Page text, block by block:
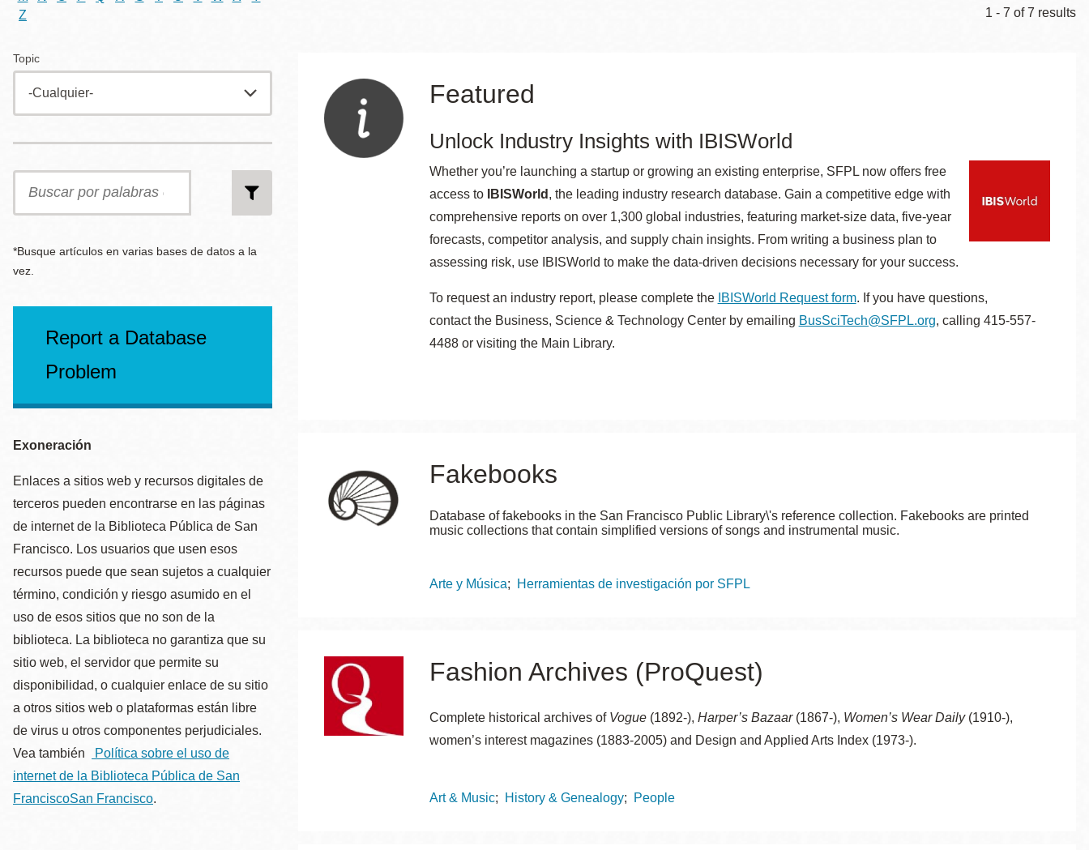
Biblioteca
Central
Bayview
Bernal Heights
Chinatown
Excelsior
Golden Gate
Valley
Ingleside
Merced
Biblioteca
North Beach
Ocean View
Biblioteca
Ambulante OMI
Parkside
Richmond
Sunset
Treasure Island
Visitacion Valley
Western
Ambulantes
ayuda
a
la
navegación
1 - 7 of 7 results
Featured
Unlock Industry Insights with IBISWorld
Whether you’re launching a startup or growing an existing enterprise, SFPL now offers free
access to
IBISWorld , the leading industry research database. Gain a competitive edge with
comprehensive reports on over 1,300 global industries, featuring market-size data, five-year
forecasts, competitor analysis, and supply chain insights. From writing a business plan to
assessing risk, use IBISWorld to make the data-driven decisions necessary for your success.
To request an industry report, please complete the IBISWorld Request form. If you have questions,
contact the Business, Science & Technology Center by emailing BusSciTech@SFPL.org, calling 415-557-
4488 or visiting the Main Library.
Fakebooks
Database of fakebooks in the San Francisco Public Library\'s reference collection. Fakebooks are printed
music collections that contain simplified versions of songs and instrumental music.
Topics
Arte y Música Herramientas de investigación por SFPL
Fashion Archives (ProQuest)
Complete historical archives of Vogue(1892-), Harper’s Bazaar(1867-), Women’s Wear Daily(1910-),
women’s interest magazines (1883-2005) and Design and Applied Arts Index (1973-).
Topics
Art & Music History & Genealogy People
Z
Topic
Items
page
Buscar
palabras
*Busque artículos en varias bases de datos a la
vez.
Report a Database
Problem
Exoneración
Enlaces a sitios web y recursos digitales de
terceros pueden encontrarse en las páginas
de internet de la Biblioteca Pública de San
Francisco. Los usuarios que usen esos
recursos puede que sean sujetos a cualquier
término, condición y riesgo asumido en el
uso de esos sitios que no son de la
biblioteca. La biblioteca no garantiza que su
sitio web, el servidor que permite su
disponibilidad, o cualquier enlace de su sitio
a otros sitios web o plataformas están libre
de virus u otros componentes perjudiciales.
Vea también
Política sobre el uso de
internet de la Biblioteca Pública de San
FranciscoSan Francisco.